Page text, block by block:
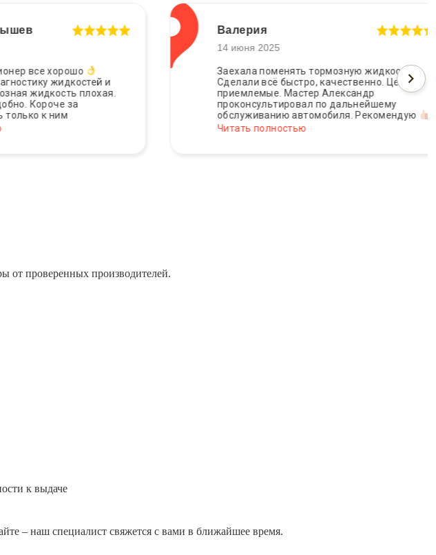
хорошо
жидкостей и
плохая.
за
ним
Валерия
14 июня 2025
Заехала поменять тормозную жидкость.
Сделали всё быстро, качественно. Цены
приемлемые. Мастер Александр
проконсультировал по дальнейшему
обслуживанию автомобиля. Рекомендую
Читать полностью
от проверенных производителей.
к выдаче
– наш специалист свяжется с вами в ближайшее время.